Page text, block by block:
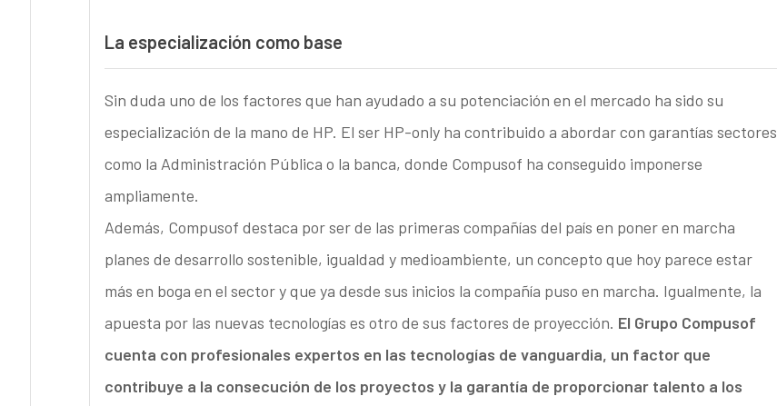
La especialización como base
Sin duda uno de los factores que han ayudado a su potenciación en el mercado ha sido su
especialización de la mano de HP. El ser HP-only ha contribuido a abordar con garantías sectores
como la Administración Pública o la banca, donde Compusof ha conseguido imponerse
ampliamente.
Además, Compusof destaca por ser de las primeras compañías del país en poner en marcha
planes de desarrollo sostenible, igualdad y medioambiente, un concepto que hoy parece estar
más en boga en el sector y que ya desde sus inicios la compañía puso en marcha. Igualmente, la
apuesta por las nuevas tecnologías es otro de sus factores de proyección. El Grupo Compusof
cuenta con profesionales expertos en las tecnologías de vanguardia, un factor que
contribuye a la consecución de los proyectos y la garantía de proporcionar talento a los